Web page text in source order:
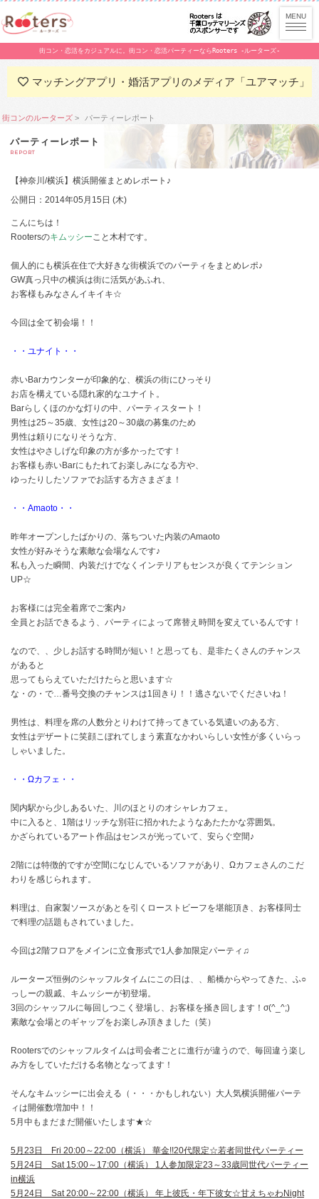
街コン・恋活をカジュアルに。街コン・恋活パーティーならRooters -ルーターズ-
マッチングアプリ・婚活アプリのメディア「ユアマッチ」
街コンのルーターズ パーティーレポート
パーティーレポート
REPORT
【神奈川/横浜】横浜開催まとめレポート♪
公開日：2014年05月15日 (木)
こんにちは！
Rootersのキムッシーこと木村です。
個人的にも横浜在住で大好きな街横浜でのパーティをまとめレポ♪
GW真っ只中の横浜は街に活気があふれ、
お客様もみなさんイキイキ☆
今回は全て初会場！！
・・ユナイト・・
赤いBarカウンターが印象的な、横浜の街にひっそり
お店を構えている隠れ家的なユナイト。
Barらしくほのかな灯りの中、パーティスタート！
男性は25～35歳、女性は20～30歳の募集のため
男性は頼りになりそうな方、
女性はやさしげな印象の方が多かったです！
お客様も赤いBarにもたれてお楽しみになる方や、
ゆったりしたソファでお話する方さまざま！
・・Amaoto・・
昨年オープンしたばかりの、落ちついた内装のAmaoto
女性が好みそうな素敵な会場なんです♪
私も入った瞬間、内装だけでなくインテリアもセンスが良くてテンション
UP☆
お客様には完全着席でご案内♪
全員とお話できるよう、パーティによって席替え時間を変えているんです！
なので、、少しお話する時間が短い！と思っても、是非たくさんのチャンス
があると
思ってもらえていただけたらと思います☆
な・の・で…番号交換のチャンスは1回きり！！逃さないでくださいね！
男性は、料理を席の人数分とりわけて持ってきている気遣いのある方、
女性はデザートに笑顔こぼれてしまう素直なかわいらしい女性が多くいらっ
しゃいました。
・・Ωカフェ・・
関内駅から少しあるいた、川のほとりのオシャレカフェ。
中に入ると、1階はリッチな別荘に招かれたようなあたたかな雰囲気。
かざられているアート作品はセンスが光っていて、安らぐ空間♪
2階には特徴的ですが空間になじんでいるソファがあり、Ωカフェさんのこだ
わりを感じられます。
料理は、自家製ソースがあとを引くローストビーフを堪能頂き、お客様同士
で料理の話題もされていました。
今回は2階フロアをメインに立食形式で1人参加限定パーティ♫
ルーターズ恒例のシャッフルタイムにこの日は、、船橋からやってきた、ふ○
っしーの親戚、キムッシーが初登場。
3回のシャッフルに毎回しつこく登場し、お客様を掻き回します！σ(^_^;)
素敵な会場とのギャップをお楽しみ頂きました（笑）
Rootersでのシャッフルタイムは司会者ごとに進行が違うので、毎回違う楽し
み方をしていただける名物となってます！
そんなキムッシーに出会える（・・・かもしれない）大人気横浜開催パーテ
ィは開催数増加中！！
5月中もまだまだ開催いたします★☆
5月23日 Fri 20:00～22:00（横浜） 華金!!20代限定☆若者同世代パーティー
5月24日 Sat 15:00～17:00（横浜） 1人参加限定23～33歳同世代パーティー
in横浜
5月24日 Sat 20:00～22:00（横浜） 年上彼氏・年下彼女☆甘えちゃわNight